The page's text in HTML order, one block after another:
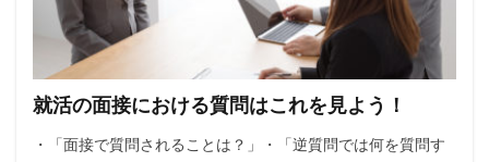
就活の面接における質問はこれを見よう！
・「面接で質問されることは？」・「逆質問では何を質問す